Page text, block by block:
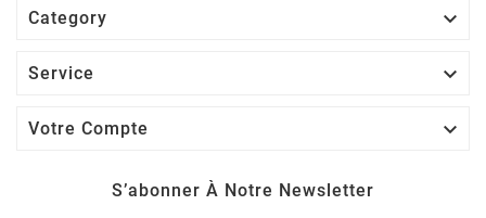
Category 
Service 
Votre Compte 
S’abonner À Notre Newsletter